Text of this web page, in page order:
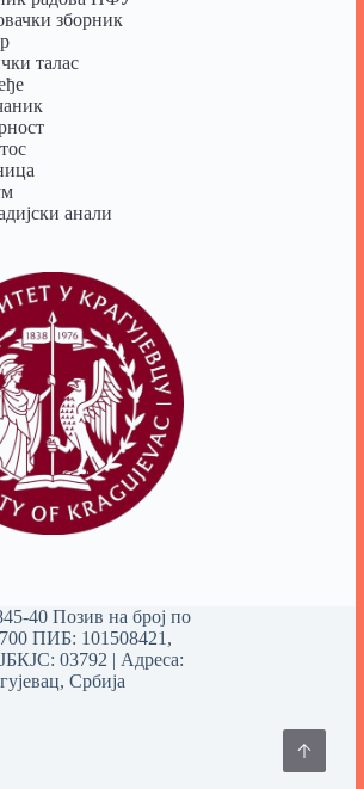
зборник
талас
анали
40 Позив на број по
ПИБ: 101508421,
03792 | Aдреса:
Србија